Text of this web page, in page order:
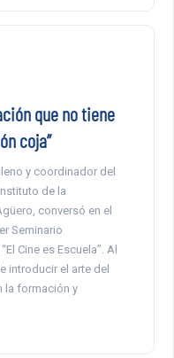
que no tiene
coja”
y coordinador del
de la
conversó en el
Seminario
Cine es Escuela”. Al
introducir el arte del
la formación y